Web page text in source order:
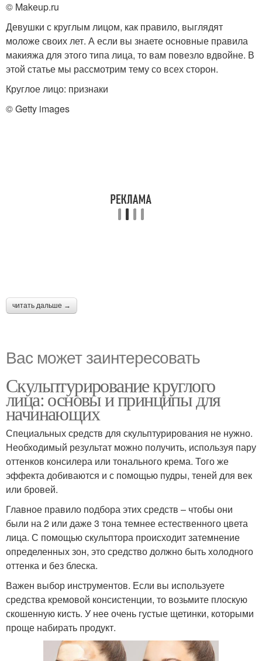
© Makeup.ru
Девушки с круглым лицом, как правило, выглядят
моложе своих лет. А если вы знаете основные правила
макияжа для этого типа лица, то вам повезло вдвойне. В
этой статье мы рассмотрим тему со всех сторон.
Круглое лицо: признаки
© Getty images
читать дальше →
Вас может заинтересовать
Скульптурирование круглого
лица: основы и принципы для
начинающих
Специальных средств для скульптурирования не нужно.
Необходимый результат можно получить, используя пару
оттенков консилера или тонального крема. Того же
эффекта добиваются и с помощью пудры, теней для век
или бровей.
Главное правило подбора этих средств – чтобы они
были на 2 или даже 3 тона темнее естественного цвета
лица. С помощью скульптора происходит затемнение
определенных зон, это средство должно быть холодного
оттенка и без блеска.
Важен выбор инструментов. Если вы используете
средства кремовой консистенции, то возьмите плоскую
скошенную кисть. У нее очень густые щетинки, которыми
проще набирать продукт.